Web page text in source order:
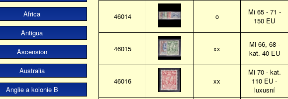
Africa
Antigua
Ascension
Australia
Anglie a kolonie B
46014 o
Mi 65 - 71 -
150 EU
46015 xx
Mi 66, 68 -
kat. 40 EU
46016 xx
Mi 70 - kat.
110 EU -
luxusní